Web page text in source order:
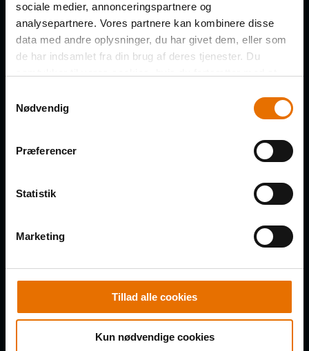
sociale medier, annonceringspartnere og
analysepartnere. Vores partnere kan kombinere disse
data med andre oplysninger, du har givet dem, eller som
de har indsamlet fra din brug af deres tjenester. Du
Nødvendig
Præferencer
Statistik
Marketing
Tillad alle cookies
Kun nødvendige cookies
VIRKSOMHED
SMS og telefoniske opkald med nyheder, tilbud, information